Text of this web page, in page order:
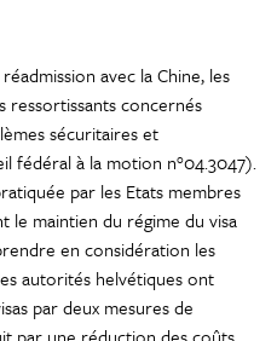
avec la Chine, les
ressortissants concernés
sécuritaires et
fédéral à la motion n°04.3047).
par les Etats membres
le maintien du régime du visa
en considération les
autorités helvétiques ont
par deux mesures de